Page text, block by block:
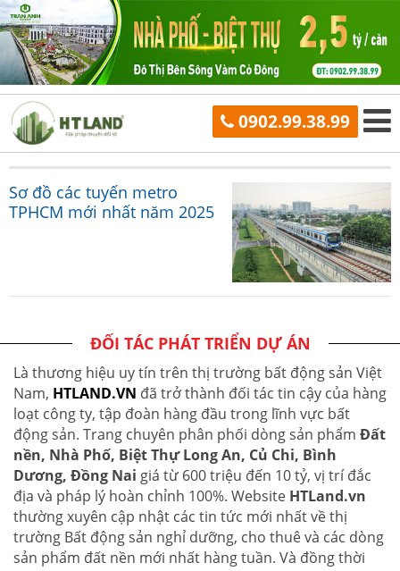
0902.99.38.99
Sơ đồ các tuyến metro
TPHCM mới nhất năm 2025
ĐỐI TÁC PHÁT TRIỂN DỰ ÁN
Là thương hiệu uy tín trên thị trường bất động sản Việt
Nam, HTLAND.VN đã trở thành đối tác tin cậy của hàng
loạt công ty, tập đoàn hàng đầu trong lĩnh vực bất
động sản. Trang chuyên phân phối dòng sản phẩm Đất
nền, Nhà Phố, Biệt Thự Long An, Củ Chi, Bình
Dương, Đồng Nai giá từ 600 triệu đến 10 tỷ, vị trí đắc
địa và pháp lý hoàn chỉnh 100%. Website HTLand.vn
thường xuyên cập nhật các tin tức mới nhất về thị
trường Bất động sản nghỉ dưỡng, cho thuê và các dòng
sản phẩm đất nền mới nhất hàng tuần. Và đồng thời